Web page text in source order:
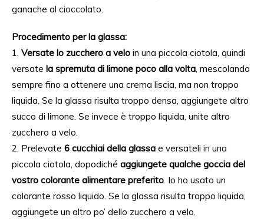
ganache al cioccolato.
Procedimento per la glassa:
1. Versate lo zucchero a velo in una piccola ciotola, quindi
versate la spremuta di limone poco alla volta, mescolando
sempre fino a ottenere una crema liscia, ma non troppo
liquida. Se la glassa risulta troppo densa, aggiungete altro
succo di limone. Se invece è troppo liquida, unite altro
zucchero a velo.
2. Prelevate 6 cucchiai della glassa e versateli in una
piccola ciotola, dopodiché aggiungete qualche goccia del
vostro colorante alimentare preferito. Io ho usato un
colorante rosso liquido. Se la glassa risulta troppo liquida,
aggiungete un altro po’ dello zucchero a velo.